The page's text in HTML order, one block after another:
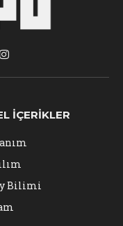
Instagram
İÇERIKLER
Bilimi